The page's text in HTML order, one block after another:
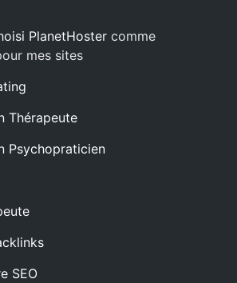
PlanetHoster comme
mes sites
Thérapeute
Psychopraticien
SEO